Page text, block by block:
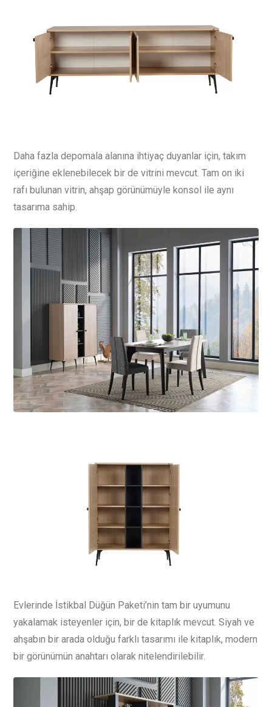
Daha fazla depomala alanına ihtiyaç duyanlar için, takım
içeriğine eklenebilecek bir de vitrini mevcut. Tam on iki
rafı bulunan vitrin, ahşap görünümüyle konsol ile aynı
tasarıma sahip.
Evlerinde İstikbal Düğün Paketi’nin tam bir uyumunu
yakalamak isteyenler için, bir de kitaplık mevcut. Siyah ve
ahşabın bir arada olduğu farklı tasarımı ile kitaplık, modern
bir görünümün anahtarı olarak nitelendirilebilir.